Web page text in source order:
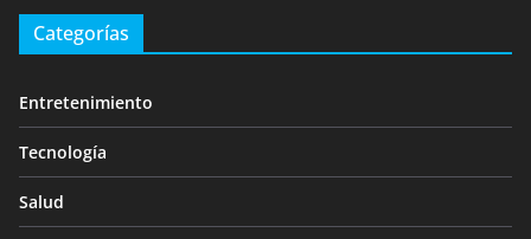
Categorías
Entretenimiento
Tecnología
Salud